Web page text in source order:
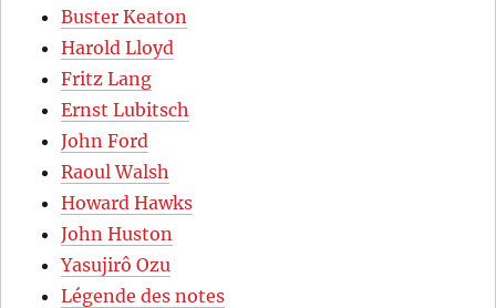
Buster Keaton
Harold Lloyd
Fritz Lang
Ernst Lubitsch
John Ford
Raoul Walsh
Howard Hawks
John Huston
Yasujirô Ozu
Légende des notes